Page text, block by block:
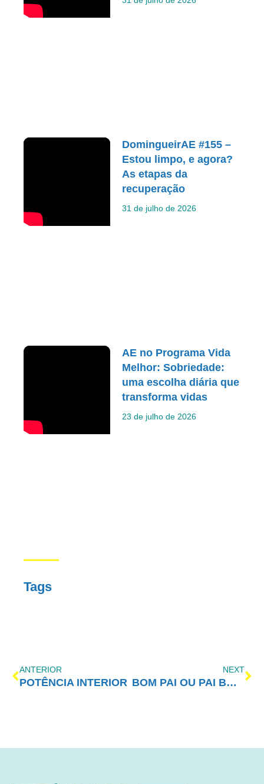
DomingueirAE #155 –
Estou limpo, e agora?
As etapas da
recuperação
31 de julho de 2026
AE no Programa Vida
Melhor: Sobriedade:
uma escolha diária que
transforma vidas
23 de julho de 2026
Tags
ANTERIOR
POTÊNCIA INTERIOR
NEXT
BOM PAI OU PAI BONZINHO?